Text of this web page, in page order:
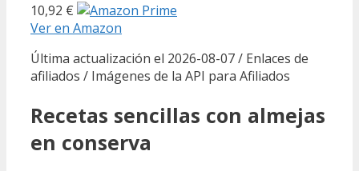
10,92 €
Ver en Amazon
Última actualización el 2026-08-07 / Enlaces de
afiliados / Imágenes de la API para Afiliados
Recetas sencillas con almejas
en conserva